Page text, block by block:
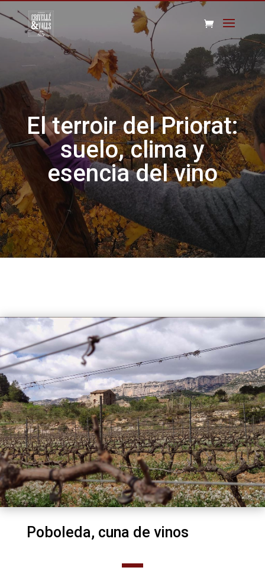
El terroir del Priorat:
suelo, clima y
esencia del vino
Poboleda, cuna de vinos